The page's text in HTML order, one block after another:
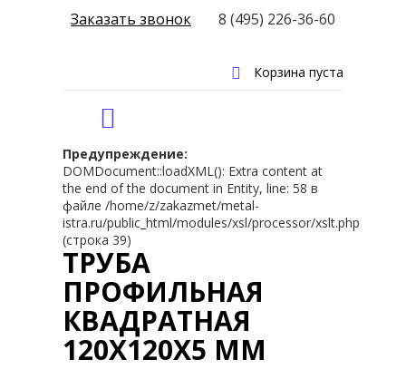
Предупреждение:
DOMDocument::loadXML(): Extra content at
the end of the document in Entity, line: 58 в
файле /home/z/zakazmet/metal-
istra.ru/public_html/modules/xsl/processor/xslt.php
(строка 39)
ТРУБА
ПРОФИЛЬНАЯ
КВАДРАТНАЯ
120Х120Х5 ММ
Заказать звонок 8 (495) 226-36-60
Корзина пуста